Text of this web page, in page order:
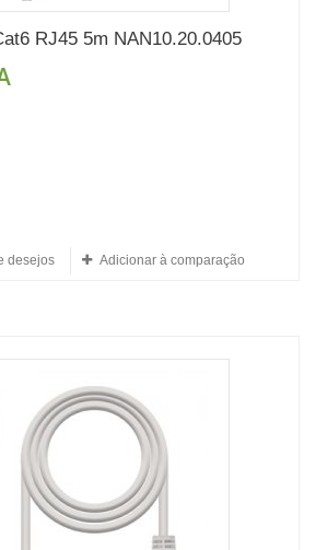
RJ45 5m NAN10.20.0405
desejos Adicionar à comparação